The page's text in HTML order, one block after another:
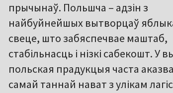
прычынаў. Польшча – адзін з
найбуйнейшых вытворцаў
свеце, што забяспечвае маштаб,
стабільнасць і нізкі сабекошт. У
польская прадукцыя часта
самай таннай нават з улікам